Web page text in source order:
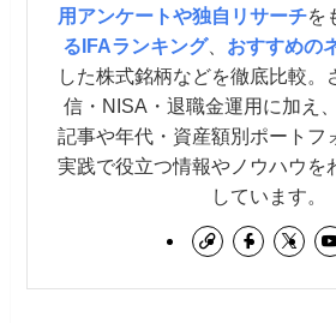
用アンケートや独自リサーチを
るIFAランキング、 おすすめの
した株式銘柄などを徹底比較。
信・NISA・退職金運用に加え
記事や年代・資産額別ポートフ
実践で役立つ情報やノウハウを
しています。